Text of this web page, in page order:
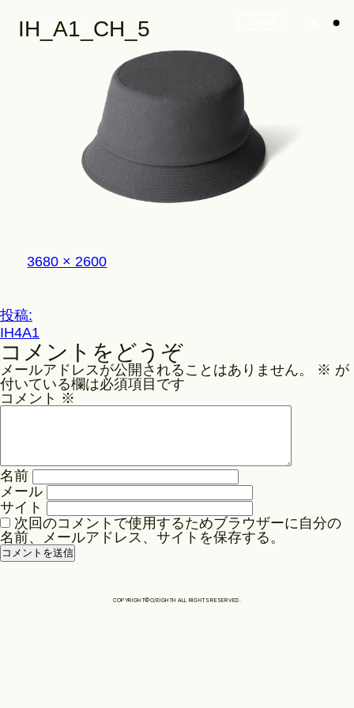
Look
Construction
Philosophy
IH_A1_CH_5
フ
ル
ズ
3680 × 2600
投
稿
ナ
ビ
ゲ
ョ
ン
投稿:
IH4A1
コメントをどうぞ
メールアドレスが公開されることはありません。 ※ が
付いている欄は必須項目です
コメント ※
名前
メール
サイト
次回のコメントで使用するためブラウザーに自分の
名前、メールアドレス、サイトを保存する。
COPYRIGHT©O/EIGHTH ALL RIGHTS RESERVED.